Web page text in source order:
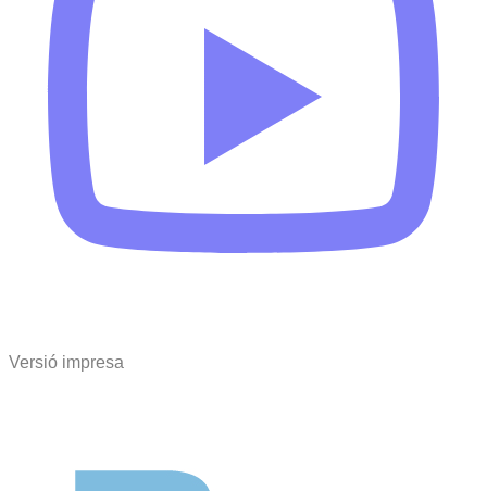
Versió impresa